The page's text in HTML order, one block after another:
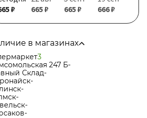
₽
665 ₽
665 ₽
666 ₽
в магазинах
3
247 Б-
Склад-
-
-
-
-
-